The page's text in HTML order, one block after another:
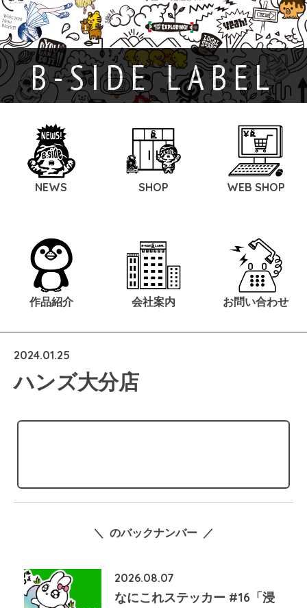
B-SIDE LABEL
NEWS SHOP WEB SHOP
作品紹介 会社案内 お問い合わせ
2024.01.25
ハンズ大分店
＼ のバックナンバー ／
2026.08.07
なにこれステッカー #16「浸